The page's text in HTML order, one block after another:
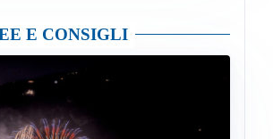
E CONSIGLI